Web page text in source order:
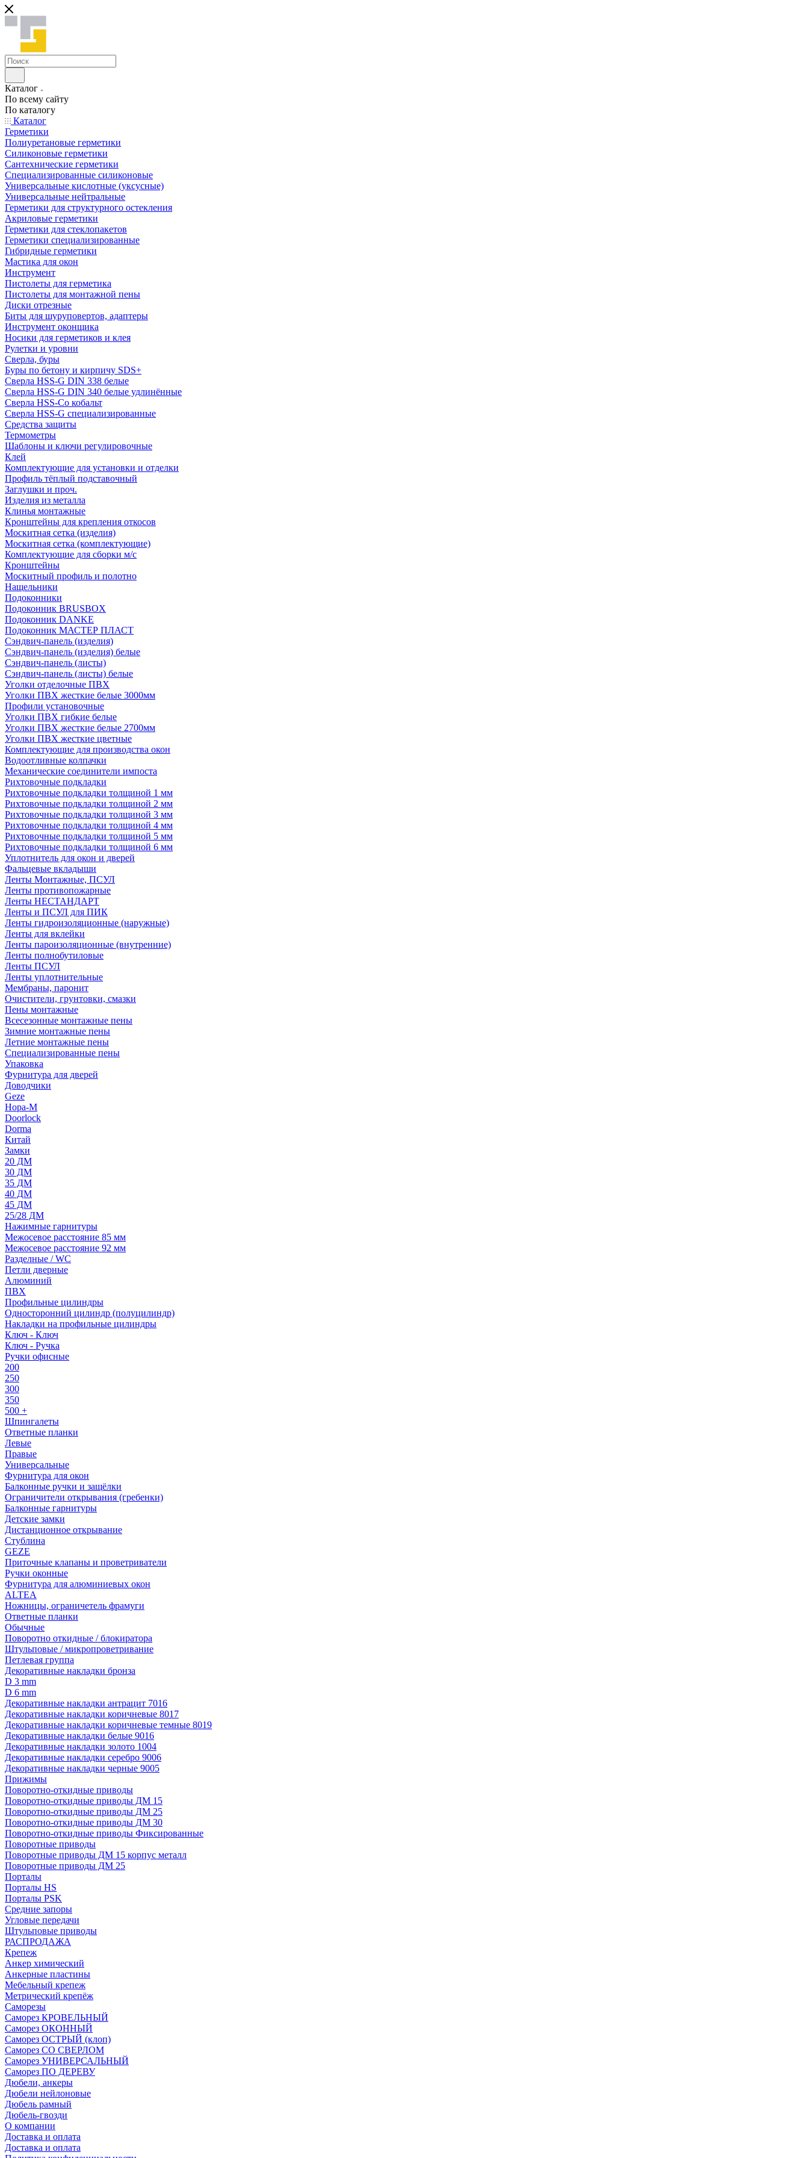
Каталог
По всему сайту
По каталогу
Каталог
Герметики
Полиуретановые герметики
Силиконовые герметики
Сантехнические герметики
Специализированные силиконовые
Универсальные кислотные (уксусные)
Универсальные нейтральные
Герметики для структурного остекления
Акриловые герметики
Герметики для стеклопакетов
Герметики специализированные
Гибридные герметики
Мастика для окон
Инструмент
Пистолеты для герметика
Пистолеты для монтажной пены
Диски отрезные
Биты для шуруповертов, адаптеры
Инструмент оконщика
Носики для герметиков и клея
Рулетки и уровни
Сверла, буры
Буры по бетону и кирпичу SDS+
Сверла HSS-G DIN 338 белые
Сверла HSS-G DIN 340 белые удлинённые
Сверла HSS-Co кобальт
Сверла HSS-G специализированные
Средства защиты
Термометры
Шаблоны и ключи регулировочные
Клей
Комплектующие для установки и отделки
Профиль тёплый подставочный
Заглушки и проч.
Изделия из металла
Клинья монтажные
Кронштейны для крепления откосов
Москитная сетка (изделия)
Москитная сетка (комплектующие)
Комплектующие для сборки м/с
Кронштейны
Москитный профиль и полотно
Нащельники
Подоконники
Подоконник BRUSBOX
Подоконник DANKE
Подоконник МАСТЕР ПЛАСТ
Сэндвич-панель (изделия)
Сэндвич-панель (изделия) белые
Сэндвич-панель (листы)
Сэндвич-панель (листы) белые
Уголки отделочные ПВХ
Уголки ПВХ жесткие белые 3000мм
Профили установочные
Уголки ПВХ гибкие белые
Уголки ПВХ жесткие белые 2700мм
Уголки ПВХ жесткие цветные
Комплектующие для производства окон
Водоотливные колпачки
Механические соединители импоста
Рихтовочные подкладки
Рихтовочные подкладки толщиной 1 мм
Рихтовочные подкладки толщиной 2 мм
Рихтовочные подкладки толщиной 3 мм
Рихтовочные подкладки толщиной 4 мм
Рихтовочные подкладки толщиной 5 мм
Рихтовочные подкладки толщиной 6 мм
Уплотнитель для окон и дверей
Фальцевые вкладыши
Ленты Монтажные, ПСУЛ
Ленты противопожарные
Ленты НЕСТАНДАРТ
Ленты и ПСУЛ для ПИК
Ленты гидроизоляционные (наружные)
Ленты для вклейки
Ленты пароизоляционные (внутренние)
Ленты полнобутиловые
Ленты ПСУЛ
Ленты уплотнительные
Мембраны, паронит
Очистители, грунтовки, смазки
Пены монтажные
Всесезонные монтажные пены
Зимние монтажные пены
Летние монтажные пены
Специализированные пены
Упаковка
Фурнитура для дверей
Доводчики
Geze
Нора-М
Doorlock
Dorma
Китай
Замки
20 ДМ
30 ДМ
35 ДМ
40 ДМ
45 ДМ
25/28 ДМ
Нажимные гарнитуры
Межосевое расстояние 85 мм
Межосевое расстояние 92 мм
Разделные / WC
Петли дверные
Алюминий
ПВХ
Профильные цилиндры
Односторонний цилиндр (полуцилиндр)
Накладки на профильные цилиндры
Ключ - Ключ
Ключ - Ручка
Ручки офисные
200
250
300
350
500 +
Шпингалеты
Ответные планки
Левые
Правые
Универсальные
Фурнитура для окон
Балконные ручки и защёлки
Ограничители открывания (гребенки)
Балконные гарнитуры
Детские замки
Дистанционное открывание
Стублина
GEZE
Приточные клапаны и проветриватели
Ручки оконные
Фурнитура для алюминиевых окон
ALTEA
Ножницы, ограничетель фрамуги
Ответные планки
Обычные
Поворотно откидные / блокиратора
Штульповые / микропроветривание
Петлевая группа
Декоративные накладки бронза
D 3 mm
D 6 mm
Декоративные накладки антрацит 7016
Декоративные накладки коричневые 8017
Декоративные накладки коричневые темные 8019
Декоративные накладки белые 9016
Декоративные накладки золото 1004
Декоративные накладки серебро 9006
Декоративные накладки черные 9005
Прижимы
Поворотно-откидные приводы
Поворотно-откидные приводы ДМ 15
Поворотно-откидные приводы ДМ 25
Поворотно-откидные приводы ДМ 30
Поворотно-откидные приводы Фиксированные
Поворотные приводы
Поворотные приводы ДМ 15 корпус металл
Поворотные приводы ДМ 25
Порталы
Порталы HS
Порталы PSK
Средние запоры
Угловые передачи
Штульповые приводы
РАСПРОДАЖА
Крепеж
Анкер химический
Анкерные пластины
Мебельный крепеж
Метрический крепёж
Саморезы
Саморез КРОВЕЛЬНЫЙ
Саморез ОКОННЫЙ
Саморез ОСТРЫЙ (клоп)
Саморез СО СВЕРЛОМ
Саморез УНИВЕРСАЛЬНЫЙ
Саморез ПО ДЕРЕВУ
Дюбели, анкеры
Дюбели нейлоновые
Дюбель рамный
Дюбель-гвозди
О компании
Доставка и оплата
Доставка и оплата